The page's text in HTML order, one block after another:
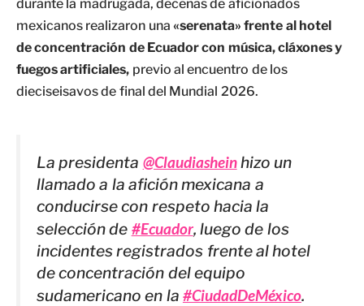
durante la madrugada, decenas de aficionados
mexicanos realizaron una «serenata» frente al hotel
de concentración de Ecuador con música, cláxones y
fuegos artificiales, previo al encuentro de los
dieciseisavos de final del Mundial 2026.
La presidenta @Claudiasheinhizo un
llamado a la afición mexicana a
conducirse con respeto hacia la
selección de #Ecuador, luego de los
incidentes registrados frente al hotel
de concentración del equipo
sudamericano en la #CiudadDeMéxico.